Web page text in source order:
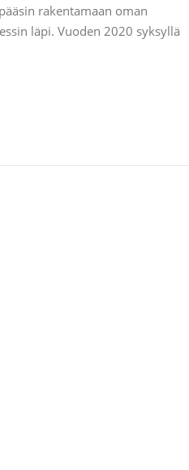
rakentamaan oman
läpi. Vuoden 2020 syksyllä